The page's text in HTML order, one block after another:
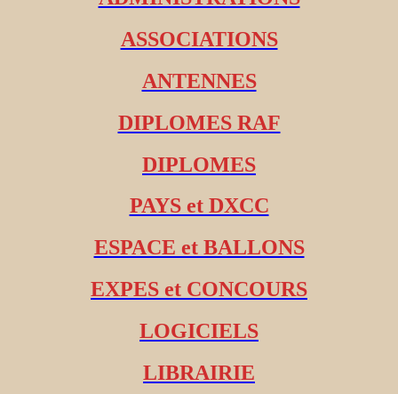
ASSOCIATIONS
ANTENNES
DIPLOMES RAF
DIPLOMES
PAYS et DXCC
ESPACE et BALLONS
EXPES et CONCOURS
LOGICIELS
LIBRAIRIE